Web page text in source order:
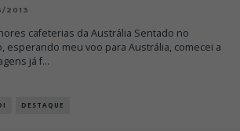
2013
cafeterias da Austrália Sentado no
esperando meu voo para Austrália, comecei a
já f...
DESTAQUE